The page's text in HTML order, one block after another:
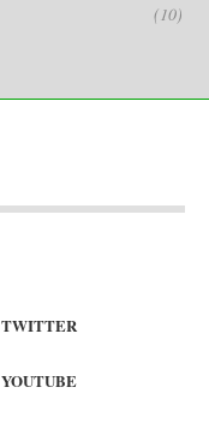
(10)
TWITTER
YOUTUBE